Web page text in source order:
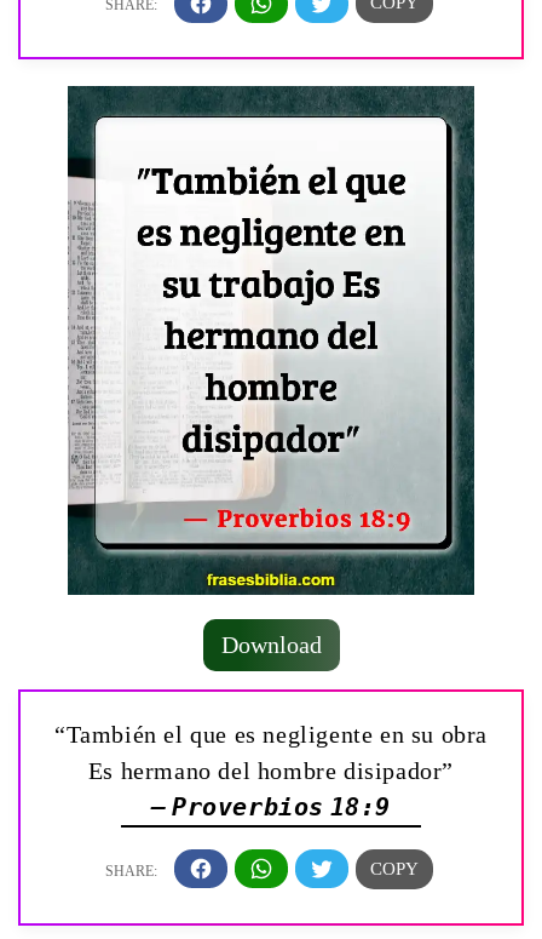
Download
“También el que es negligente en su obra
Es hermano del hombre disipador”
— Proverbios 18:9